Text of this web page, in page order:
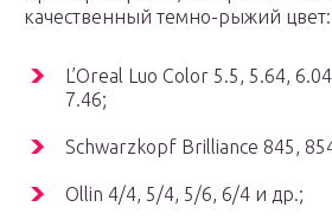
качественный темно-рыжий цвет:
L’Oreal Luo Color 5.5, 5.64,
7.46;
Schwarzkopf Brilliance 845,
Ollin 4/4, 5/4, 5/6, 6/4 и др.;